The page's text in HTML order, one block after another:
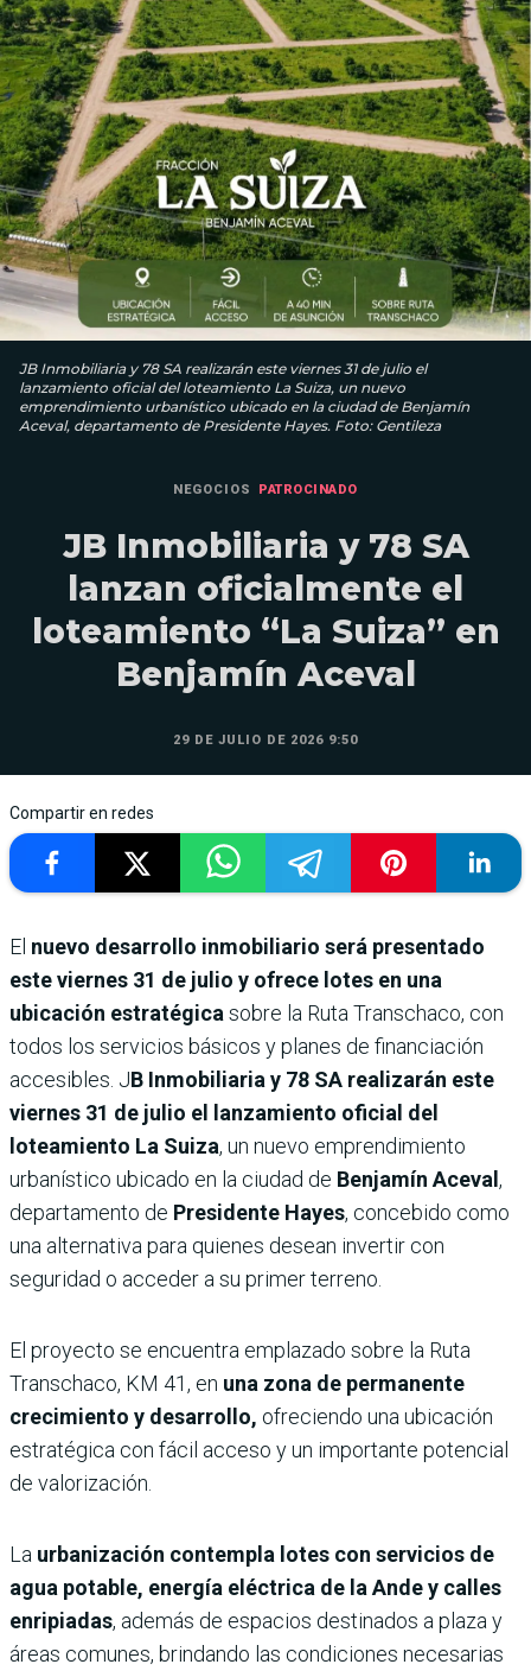
JB Inmobiliaria y 78 SA realizarán este viernes 31 de julio el
lanzamiento oficial del loteamiento La Suiza, un nuevo
emprendimiento urbanístico ubicado en la ciudad de Benjamín
Aceval, departamento de Presidente Hayes. Foto: Gentileza
NEGOCIOS PATROCINADO
JB Inmobiliaria y 78 SA
lanzan oficialmente el
loteamiento “La Suiza” en
Benjamín Aceval
29 DE JULIO DE 2026 9:50
Compartir en redes
El nuevo desarrollo inmobiliario será presentado
este viernes 31 de julio y ofrece lotes en una
ubicación estratégicasobre la Ruta Transchaco, con
todos los servicios básicos y planes de financiación
accesibles. JB Inmobiliaria y 78 SA realizarán este
viernes 31 de julio el lanzamiento oficial del
loteamiento La Suiza, un nuevo emprendimiento
urbanístico ubicado en la ciudad de Benjamín Aceval ,
departamento de Presidente Hayes, concebido como
una alternativa para quienes desean invertir con
seguridad o acceder a su primer terreno.
El proyecto se encuentra emplazado sobre la Ruta
Transchaco, KM 41, en una zona de permanente
crecimiento y desarrollo, ofreciendo una ubicación
estratégica con fácil acceso y un importante potencial
de valorización.
La urbanización contempla lotes con servicios de
agua potable, energía eléctrica de la Ande y calles
enripiadas, además de espacios destinados a plaza y
áreas comunes, brindando las condiciones necesarias